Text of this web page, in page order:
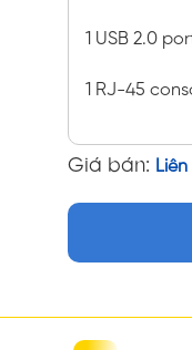
1 USB 2.0
1 RJ-45
Giá bán: